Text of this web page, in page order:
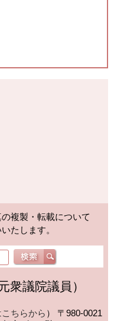
複製・転載について
たします。
衆議院議員）
ちらから ）
〒980-0021